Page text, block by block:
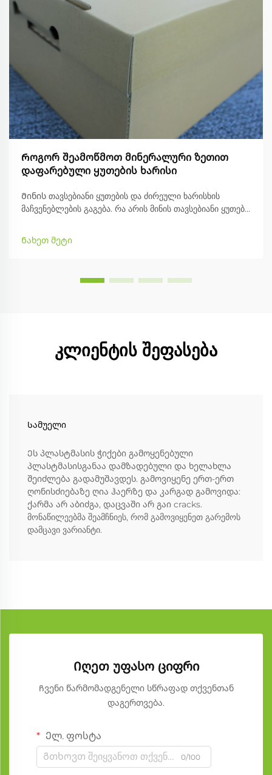
Როგორ შეამოწმოთ მინერალური ზეთით
დაფარებული ყუთების ხარისი
Მინის თავსებიანი ყუთების და ძირეული ხარისხის
მაჩვენებლების გაგება. რა არის მინის თავსებიანი ყუთები
რადგან მათ შეურიებული აქვთ პარაფინი ან მცენარეული
Ნახეთ მეტი
კლიენტის შეფასება
Სამუელი
Ეს პლასტმასის ჭიქები გამოყენებული
პლასტმასისგანაა დამზადებული და ხელახლა
შეიძლება გადამუშავდეს. გამოვიყენე ერთ-ერთ
ღონისძიებაზე ღია ჰაერზე და კარგად გამოვიდა:
ქარმა არ აბიძგა, დაცვაში არ გაი cracks.
მონაწილეებმა შეამჩნიეს, რომ გამოვიყენეთ გარემოს
დამცავი ვარიანტი.
Იღეთ უფასო ციფრი
Ჩვენი წარმომადგენელი სწრაფად თქვენთან
დაგერთვება.
Ელ. ფოსტა
0/100